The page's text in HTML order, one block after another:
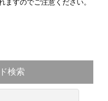
ますのでご注意ください。
検索